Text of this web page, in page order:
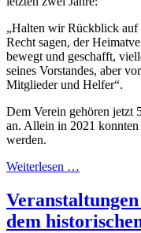
„Halten wir Rückblick auf
Recht sagen, der
bewegt und geschafft,
seines Vorstandes, aber
Mitglieder und Helfer“.
Dem Verein gehören jetzt
an. Allein in 2021
werden.
Weiterlesen …
dem